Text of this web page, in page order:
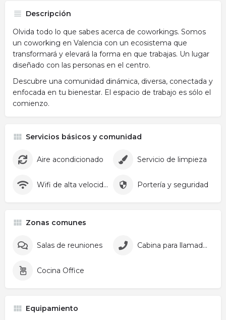
Descripción
Olvida todo lo que sabes acerca de coworkings. Somos
un coworking en Valencia con un ecosistema que
transformará y elevará la forma en que trabajas. Un lugar
diseñado con las personas en el centro.
Descubre una comunidad dinámica, diversa, conectada y
enfocada en tu bienestar. El espacio de trabajo es sólo el
comienzo.
Servicios básicos y comunidad
Aire acondicionado Servicio de limpieza
Wifi de alta velocidad Portería y seguridad
Zonas comunes
Salas de reuniones Cabina para llamadas
Cocina Office
Equipamiento